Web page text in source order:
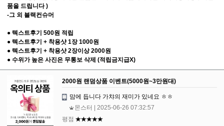
품을 드립니다 )
-그 외 블랙컨슈머
● 텍스트후기 500원 적립
● 텍스트후기 + 착용샷 1장 1000원
● 텍스트후기 + 착용샷 2장이상 2000원
● 수위가 높은 사진은 무통보 삭제 (적립금지급X)
2000원 랜덤상품 이벤트(5000원~3만원대)
맘에 듭니다 가챠의 재미가 있네요 ㅎㅎ
몬스터 | 2025-06-26 07:32:57
평점 ★★★★★